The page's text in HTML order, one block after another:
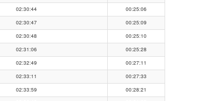
02:30:44
00:25:06
02:30:47
00:25:09
02:30:48
00:25:10
02:31:06
00:25:28
02:32:49
00:27:11
02:33:11
00:27:33
02:33:59
00:28:21